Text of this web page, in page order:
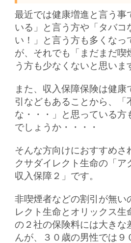
最近では健康増進と言う事
いる」と言う方や「タバコ
い！」と言う方も多くなっ
が、それでも「まだまだ喫
う方も少なくないと思いま
また、収入保障保険は健康
引などもあることから、「
な・・・」と思っている方
でしょうか・・・・
そんな方向けにおすすめさ
クサダイレクト生命の「ア
収入保障２」です。
非喫煙者などの割引が無い
レクト生命とオリックス生
の２社の保険料には大きな
んが、３０歳の男性では９